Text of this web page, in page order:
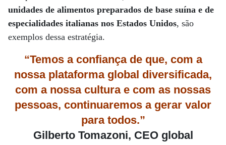
unidades de alimentos preparados de base suína e de
especialidades italianas nos Estados Unidos, são
exemplos dessa estratégia.
“Temos a confiança de que, com a
nossa plataforma global diversificada,
com a nossa cultura e com as nossas
pessoas, continuaremos a gerar valor
para todos.”
Gilberto Tomazoni, CEO global